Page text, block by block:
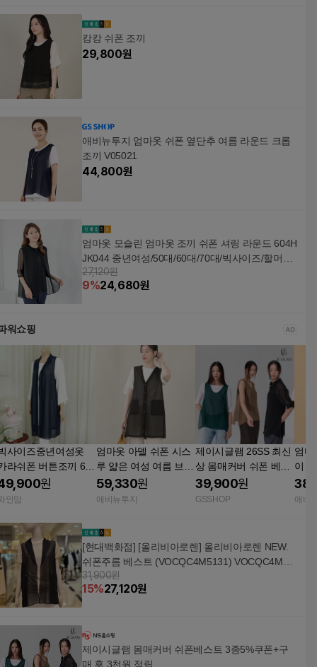
캉캉 쉬폰 조끼
29,800원
애비뉴투지 엄마옷 쉬폰 옆단추 여름 라운드 크롭
조끼 V05021
44,800원
엄마옷 모슬린 엄마옷 조끼 쉬폰 셔링 라운드 604H
JK044 중년여성/50대/60대/70대/빅사이즈/할머니
옷/마담
27,120원
9%24,680원
워쇼핑
사이즈중년여성옷
라쉬폰 버튼조끼 66-
엄마 시폰
원
인맘
엄마옷 아델 쉬폰 시스
루 얇은 여성 여름 브이
단추 오픈 주머니 롱 조
끼 V06543
59,330원
애비뉴투지
제이시글램 26SS 최신
상 몸매커버 쉬폰 베스
트 3종 TV상품
39,900원
GSSHOP
엄마
이
여름
08
애비
[현대백화점] [올리비아로렌] 올리비아로렌 NEW.
쉬폰주름 베스트 (VOCQC4M5131) VOCQC4M51
31
31,900원
15%27,120원
제이시글램 몸매커버 쉬폰베스트 3종5%쿠폰+구
매 후 3천원 적립